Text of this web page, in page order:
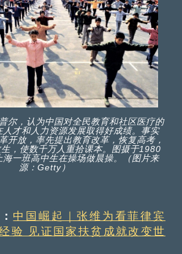
尔，认为中国对全民教育和社区医疗的
人才和人力资源发展取得好成绩。事实
开放，率先提出教育改革，恢复高考，
，使数千万人重拾课本。图摄于1980
海一班高中生在操场做晨操。（图片来
源：Getty）
中国崛起｜张维为看菲律宾
验 见证国家扶贫成就改变世